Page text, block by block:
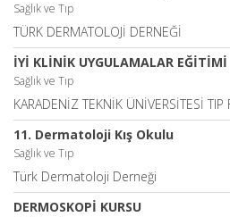
Sağlık ve Tıp
TÜRK DERMATOLOJİ DERNEĞİ
İYİ KLİNİK UYGULAMALAR EĞİTİMİ
Sağlık ve Tıp
KARADENİZ TEKNİK ÜNİVERSİTESİ TIP
11. Dermatoloji Kış Okulu
Sağlık ve Tıp
Türk Dermatoloji Derneği
DERMOSKOPİ KURSU